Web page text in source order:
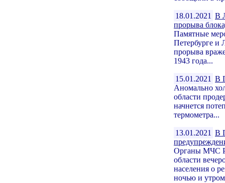
18.01.2021 В
прорыва
Памятные
Петербурге и
прорыва
1943 года...
15.01.2021 В
Аномально
области
начнется
термометра...
13.01.2021 В
Органы МЧС
области
населения о
ночью и